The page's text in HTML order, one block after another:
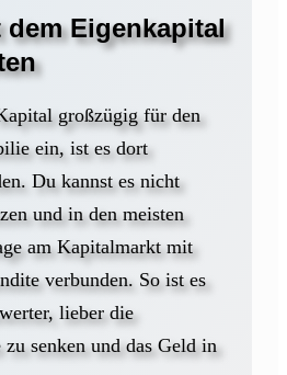
Eigenkapital
großzügig für den
ein, ist es dort
Du kannst es nicht
und in den meisten
am Kapitalmarkt mit
verbunden. So ist es
lieber die
senken und das Geld in